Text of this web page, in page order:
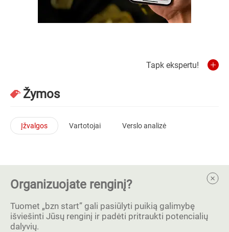
Tapk ekspertu!
Žymos
Įžvalgos Vartotojai Verslo analizė
Organizuojate renginį?
Tuomet „bzn start” gali pasiūlyti puikią galimybę
išviešinti Jūsų renginį ir padėti pritraukti potencialių
dalyvių.